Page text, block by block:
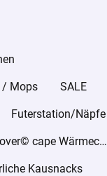
/ Mops SALE
Futerstation/Näpfe
warmover© cape Wärmecape
Kausnacks